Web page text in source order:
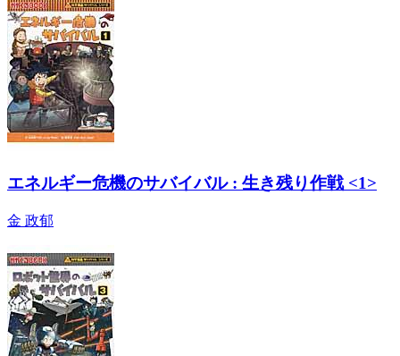
エネルギー危機のサバイバル : 生き残り作戦 <1>
金 政郁